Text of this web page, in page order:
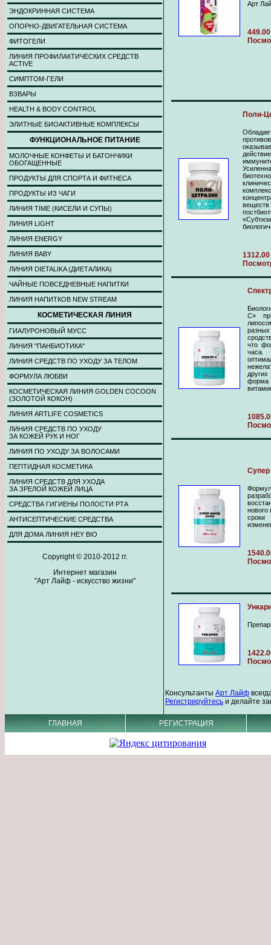
ЭНДОКРИННАЯ СИСТЕМА
ОПОРНО-ДВИГАТЕЛЬНАЯ СИСТЕМА
ФИТОГЕЛИ
ЛИНИЯ ПРОФИЛАКТИЧЕСКИХ СРЕДСТВ
ACTIVE
СИМПТОМ-ГЕЛИ
ВЗВАРЫ
HEALTH & BODY CONTROL
ЭЛИТНЫЕ БИОАКТИВНЫЕ КОМПЛЕКСЫ
ФУНКЦИОНАЛЬНОЕ ПИТАНИЕ
МОЛОЧНЫЕ КОНФЕТЫ И БАТОНЧИКИ
ОБОГАЩЕННЫЕ
ПРОДУКТЫ ДЛЯ СПОРТА И ФИТНЕСА
ПРОДУКТЫ ИЗ ЧАГИ
ЛИНИЯ TIME (КИСЕЛИ И СУПЫ)
ЛИНИЯ LIGHT
ЛИНИЯ ENERGY
ЛИНИЯ BABY
ЛИНИЯ DIETALIKA (ДИЕТАЛИКА)
ЧАЙНЫЕ ПОВСЕДНЕВНЫЕ НАПИТКИ
ЛИНИЯ НАПИТКОВ NEW STREAM
КОСМЕТИЧЕСКАЯ ЛИНИЯ
ГИАЛУРОНОВЫЙ МУСС
ЛИНИЯ "ПАНБИОТИКА"
ЛИНИЯ СРЕДСТВ ПО УХОДУ ЗА ТЕЛОМ
ФОРМУЛА ЛЮБВИ
КОСМЕТИЧЕСКАЯ ЛИНИЯ GOLDEN COCOON
(ЗОЛОТОЙ КОКОН)
ЛИНИЯ ARTLIFE COSMETICS
ЛИНИЯ СРЕДСТВ ПО УХОДУ
ЗА КОЖЕЙ РУК И НОГ
ЛИНИЯ ПО УХОДУ ЗА ВОЛОСАМИ
ПЕПТИДНАЯ КОСМЕТИКА
ЛИНИЯ СРЕДСТВ ДЛЯ УХОДА
ЗА ЗРЕЛОЙ КОЖЕЙ ЛИЦА
СРЕДСТВА ГИГИЕНЫ ПОЛОСТИ РТА
АНТИСЕПТИЧЕСКИЕ СРЕДСТВА
ДЛЯ ДОМА ЛИНИЯ HEY BIO
Copyright © 2010-2012 гг.
Интернет магазин
"Арт Лайф - искусство жизни"
Арт
Поли-
С»
что
форма
нового
Консультанты Арт Лайф
Регистрируйтесь и делайте
ГЛАВНАЯ РЕГИСТРАЦИЯ